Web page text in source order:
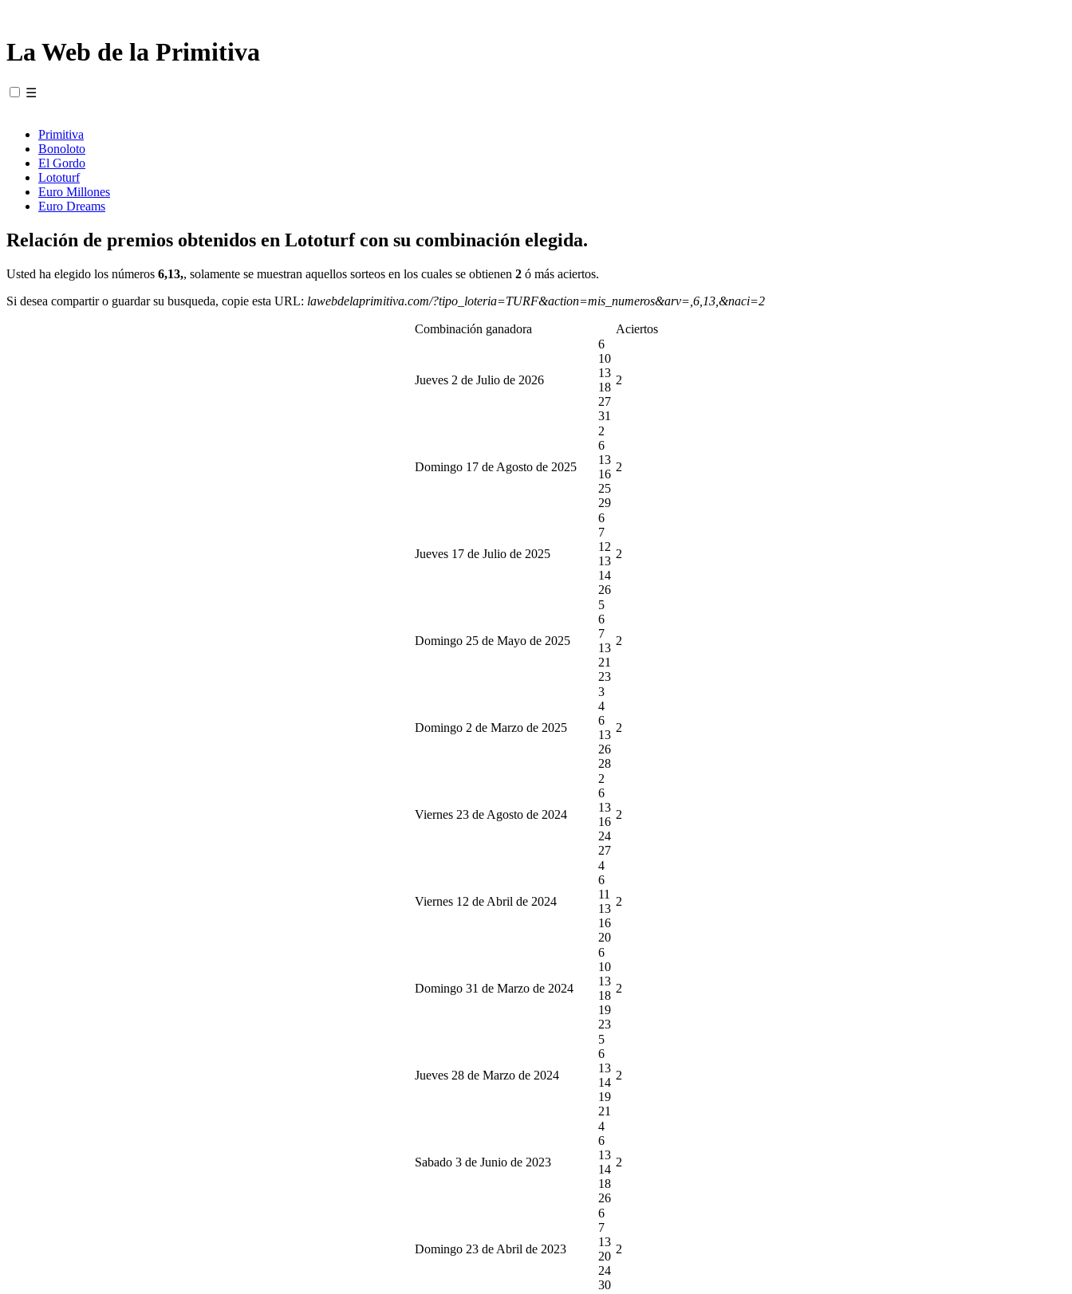
La Web de la Primitiva
☰
Primitiva
Bonoloto
El Gordo
Lototurf
Euro Millones
Euro Dreams
Relación de premios obtenidos en Lototurf con su combinación elegida.
Usted ha elegido los números 6,13,, solamente se muestran aquellos sorteos en los cuales se obtienen 2 ó más aciertos.
Si desea compartir o guardar su busqueda, copie esta URL: lawebdelaprimitiva.com/?tipo_loteria=TURF&action=mis_numeros&arv=,6,13,&naci=2
Combinación ganadora Aciertos
Jueves 2 de Julio de 2026
6
10
13
18
27
31
2
Domingo 17 de Agosto de 2025
2
6
13
16
25
29
2
Jueves 17 de Julio de 2025
6
7
12
13
14
26
2
Domingo 25 de Mayo de 2025
5
6
7
13
21
23
2
Domingo 2 de Marzo de 2025
3
4
6
13
26
28
2
Viernes 23 de Agosto de 2024
2
6
13
16
24
27
2
Viernes 12 de Abril de 2024
4
6
11
13
16
20
2
Domingo 31 de Marzo de 2024
6
10
13
18
19
23
2
Jueves 28 de Marzo de 2024
5
6
13
14
19
21
2
Sabado 3 de Junio de 2023
4
6
13
14
18
26
2
Domingo 23 de Abril de 2023
6
7
13
20
24
30
2